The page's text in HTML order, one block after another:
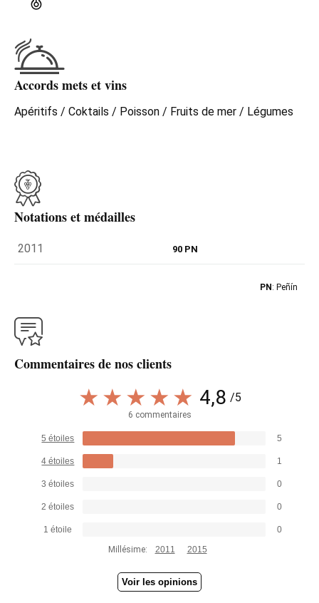
Accords mets et vins
Apéritifs / Coktails / Poisson / Fruits de mer / Légumes
Notations et médailles
2011 90 PN
PN: Peñín
Commentaires de nos clients
4,8 /5
6 commentaires
5 étoiles 5
4 étoiles 1
3 étoiles 0
2 étoiles 0
1 étoile
0
Millésime:
2011 2015
Voir les opinions